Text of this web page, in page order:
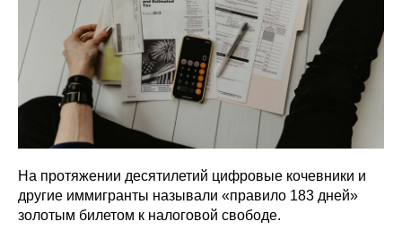
На протяжении десятилетий цифровые кочевники и
другие иммигранты называли «правило 183 дней»
золотым билетом к налоговой свободе.